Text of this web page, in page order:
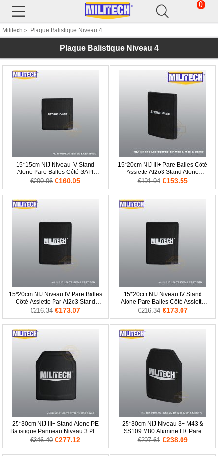
0
Militech > Plaque Balistique Niveau 4
Plaque Balistique Niveau 4
15*15cm NIJ Niveau IV Stand
Alone Pare Balles Côté SAPI
Assiette Al2o3 PE Panneau
€200.06 €160.05
15*20cm NIJ III+ Pare Balles Côté
Assiette Al2o3 Stand Alone
Balistique Panneau ESAPI Pour
€191.94 €153.55
15*20cm NIJ Niveau IV Pare Balles
Côté Assiette Par Al2o3 Stand
Alone Balistique ESAPI
€216.34 €173.07
15*20cm NIJ Niveau IV Stand
Alone Pare Balles Côté Assiette
Al2o3 Balistique ESAPI Panneau
€216.34 €173.07
25*30cm NIJ III+ Stand Alone PE
Balistique Panneau Niveau 3 Plus
Classé Corps Armure Assiette
€346.40 €277.12
25*30cm NIJ Niveau 3+ M43 &
SS109 M80 Alumine III+ Pare
Balles Assiette
€297.61 €238.09